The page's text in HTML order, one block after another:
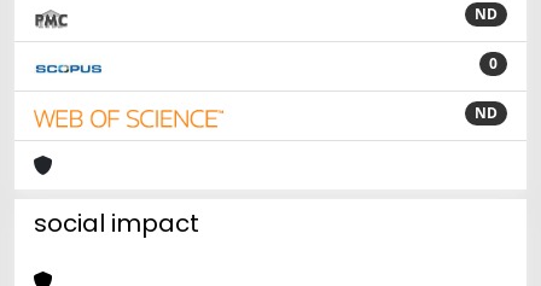
ND
0
ND
social impact